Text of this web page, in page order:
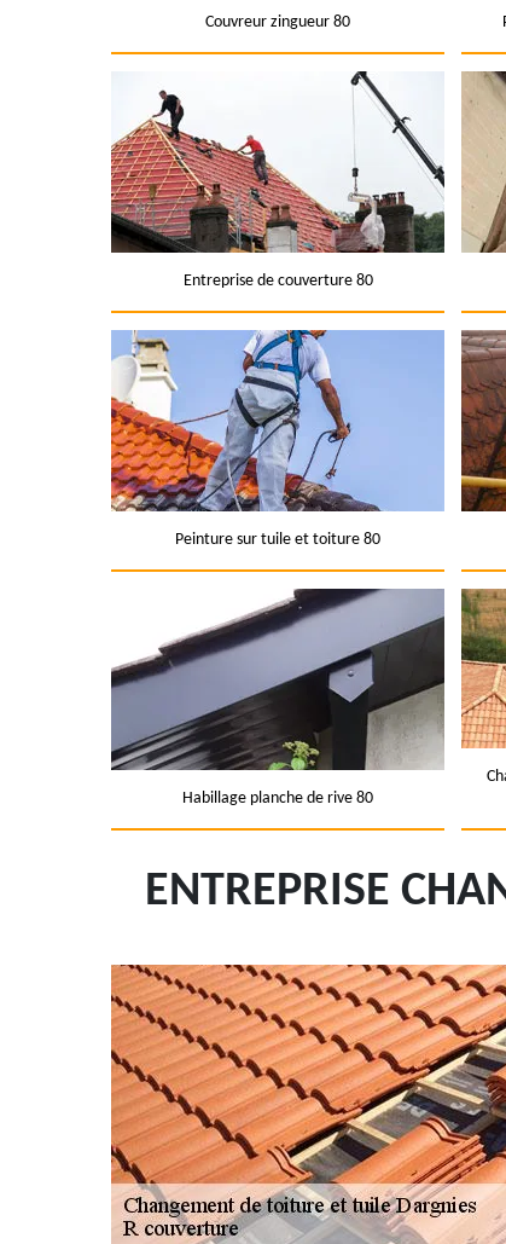
Couvreur zingueur 80
Entreprise de couverture 80
Peinture sur tuile et toiture 80
Habillage planche de rive 80
ENTREPRISE